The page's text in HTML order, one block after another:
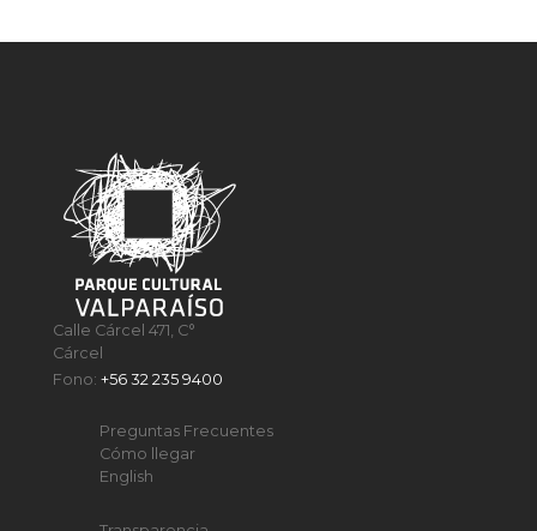
Calle Cárcel 471, C°
Cárcel
Fono:+56 32 235 9400
Preguntas Frecuentes
Cómo llegar
English